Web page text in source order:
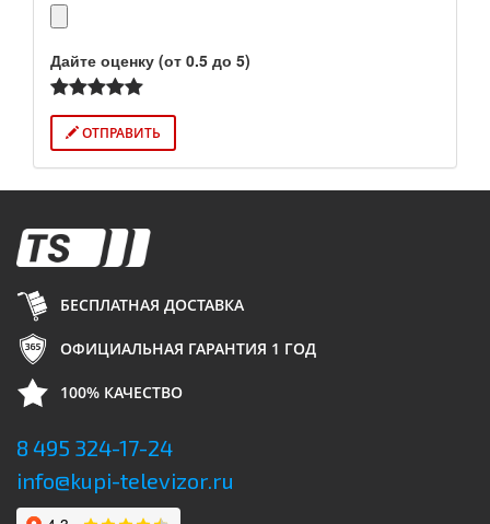
Дайте оценку (от 0.5 до 5)
ОТПРАВИТЬ
БЕСПЛАТНАЯ ДОСТАВКА
ОФИЦИАЛЬНАЯ ГАРАНТИЯ 1 ГОД
100% КАЧЕСТВО
8 495 324-17-24
info@kupi-televizor.ru